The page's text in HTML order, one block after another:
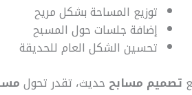
توزيع المساحة بشكل مريح
إضافة جلسات حول المسبح
تحسين الشكل العام للحديقة
تصميم مسابح حديث، تقدر تحول